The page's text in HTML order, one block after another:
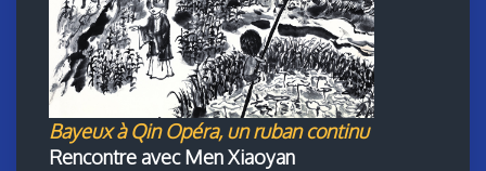
Bayeux à Qin Opéra, un ruban continu
Rencontre avec Men Xiaoyan